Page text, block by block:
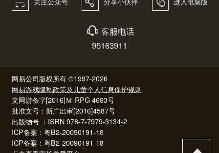
򰀃 客服电话
95163911
网易公司版权所有 ©1997-2026
网易游戏隐私政策及儿童个人信息保护规则
文网游备字[2016]Ｍ-RPG 4693号
批准文号：新广出审[2016]4587号
出版物号 ：ISBN 978-7-7979-3134-2
ICP备案：粤B2-20090191-18
ICP备案：粤B2-20090191-18